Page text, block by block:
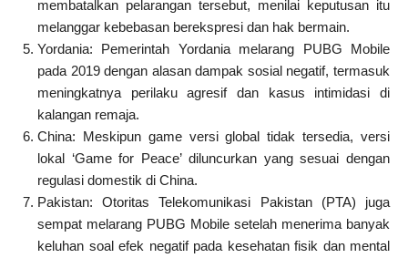
membatalkan pelarangan tersebut, menilai keputusan itu
melanggar kebebasan berekspresi dan hak bermain.
Yordania: Pemerintah Yordania melarang PUBG Mobile
pada 2019 dengan alasan dampak sosial negatif, termasuk
meningkatnya perilaku agresif dan kasus intimidasi di
kalangan remaja.
China: Meskipun game versi global tidak tersedia, versi
lokal ‘Game for Peace’ diluncurkan yang sesuai dengan
regulasi domestik di China.
Pakistan: Otoritas Telekomunikasi Pakistan (PTA) juga
sempat melarang PUBG Mobile setelah menerima banyak
keluhan soal efek negatif pada kesehatan fisik dan mental